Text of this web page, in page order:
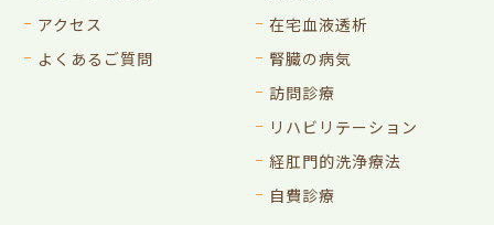
アクセス
よくあるご質問
在宅血液透析
腎臓の病気
訪問診療
リハビリテーション
経肛門的洗浄療法
自費診療